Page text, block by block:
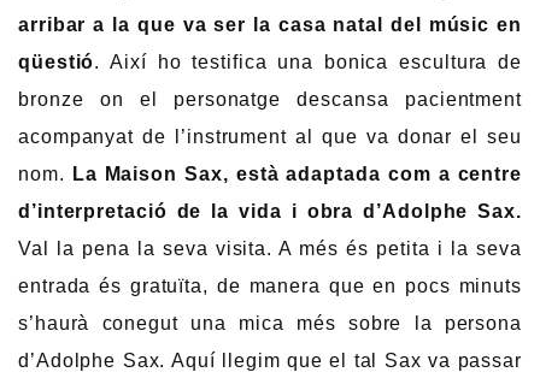
arribar a la que va ser la casa natal del músic en
qüestió. Així ho testifica una bonica escultura de
bronze on el personatge descansa pacientment
acompanyat de l’instrument al que va donar el seu
nom.
La Maison Sax, està adaptada com a centre
d’interpretació de la vida i obra d’Adolphe Sax.
Val la pena la seva visita. A més és petita i la seva
entrada és gratuïta, de manera que en pocs minuts
s’haurà conegut una mica més sobre la persona
d’Adolphe Sax. Aquí llegim que el tal Sax va passar